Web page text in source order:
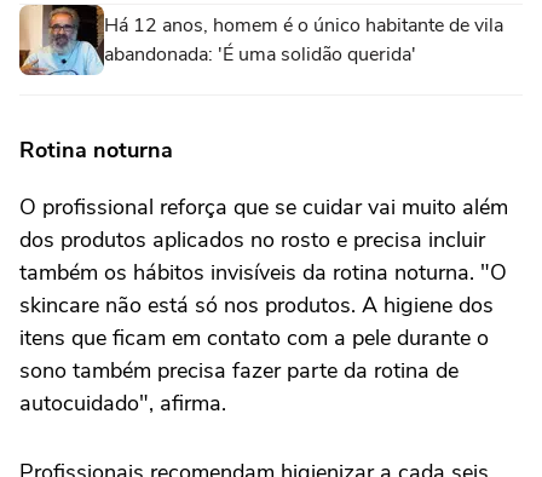
Há 12 anos, homem é o único habitante de vila
abandonada: 'É uma solidão querida'
Rotina noturna
O profissional reforça que se cuidar vai muito além
dos produtos aplicados no rosto e precisa incluir
também os hábitos invisíveis da rotina noturna. "O
skincare não está só nos produtos. A higiene dos
itens que ficam em contato com a pele durante o
sono também precisa fazer parte da rotina de
autocuidado", afirma.